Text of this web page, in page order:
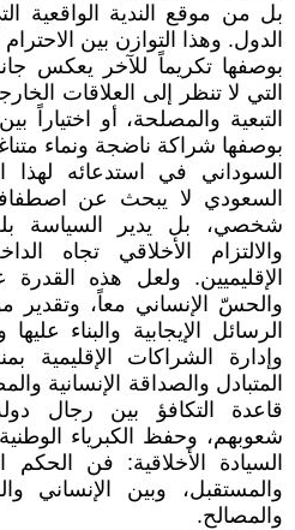
بل من موقع الندية الواقعية
الدول. وهذا التوازن بين
بوصفها تكريماً للآخر يعكس
التي لا تنظر إلى العلاقات
التبعية والمصلحة، أو اختياراً
بوصفها شراكة ناضجة ونماء
السوداني في استدعائه
السعودي لا يبحث عن
شخصي، بل يدير السياسة
والالتزام الأخلاقي تجاه
الإقليميين. ولعل هذه القدرة
والحسّ الإنساني معاً، وتقدير
الرسائل الإيجابية والبناء
وإدارة الشراكات
المتبادل والصداقة الإنسانية
قاعدة التكافؤ بين رجال
شعوبهم، وحفظ الكبرياء
السيادة الأخلاقية: فن الحكم
والمستقبل، وبين الإنساني
والمصالح.